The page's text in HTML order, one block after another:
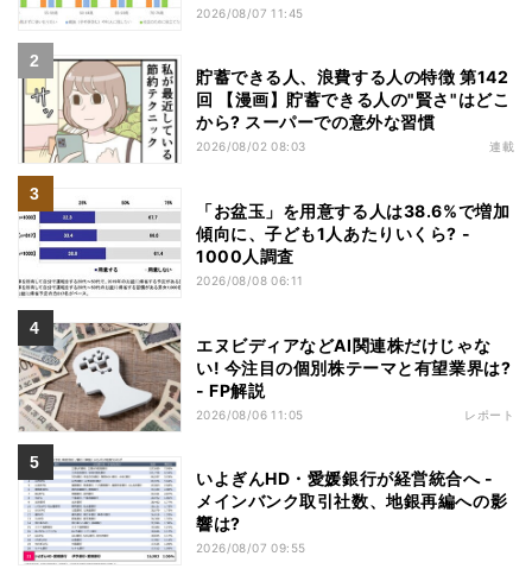
2026/08/07 11:45
貯蓄できる人、浪費する人の特徴 第142
回 【漫画】貯蓄できる人の"賢さ"はどこ
から? スーパーでの意外な習慣
2026/08/02 08:03 連載
「お盆玉」を用意する人は38.6%で増加
傾向に、子ども1人あたりいくら? -
1000人調査
2026/08/08 06:11
エヌビディアなどAI関連株だけじゃな
い! 今注目の個別株テーマと有望業界は?
- FP解説
2026/08/06 11:05 レポート
いよぎんHD・愛媛銀行が経営統合へ -
メインバンク取引社数、地銀再編への影
響は?
2026/08/07 09:55